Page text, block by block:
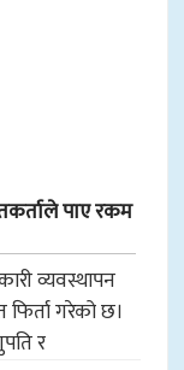
पाए रकम
व्यवस्थापन
गरेको छ।
र